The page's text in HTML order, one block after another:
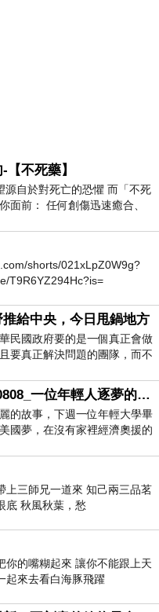
不死藥】
源自於對死亡的恐懼 而「不死
面前： 任何創傷迅速癒合、
…堪
shorts/021xLpZ0W9g?
T9R6YZ294Hc?is=
推給中央，今日甩鍋地方
民國政府要的是一個真正會做
要真正解決問題的團隊，而不
標團隊，最近民進黨
小朱週記 20260808_一位年輕人逐夢的真實故事
的故事，下週一位年輕大學畢
國夢，在沒有家裡經濟奧援的
力工作累積出國基
上三師兄一道來 知己兩三品茗
底 秋風秋葉，愁
你的嘴糊起來 讓你不能跟上天
起來去看白海豚飛躍